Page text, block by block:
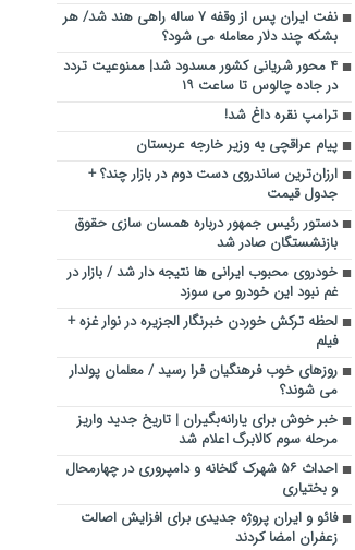
نفت ایران پس از وقفه ۷ ساله راهی هند شد/ هر
بشکه چند دلار معامله می شود؟
۴ محور شریانی کشور مسدود شد| ممنوعیت تردد
در جاده چالوس تا ساعت ۱۹
ترامپ نقره داغ شد!
پیام عراقچی به وزیر خارجه عربستان
ارزان‌ترین ساندروی دست دوم در بازار چند؟ +
جدول قیمت
دستور رئیس‌ جمهور درباره همسان سازی حقوق
بازنشستگان صادر شد
خودروی محبوب ایرانی ها نتیجه دار شد / بازار در
غم نبود این خودرو می سوزد
لحظه ترکش خوردن خبرنگار الجزیره در نوار غزه +
فیلم
روزهای خوب فرهنگیان فرا رسید / معلمان پولدار
می شوند؟
خبر خوش برای یارانه‌بگیران |‌ تاریخ جدید واریز
مرحله سوم کالابرگ اعلام شد
احداث ۵۶ شهرک گلخانه و دامپروری در چهارمحال
و بختیاری
فائو و ایران پروژه جدیدی برای افزایش اصالت
زعفران امضا کردند